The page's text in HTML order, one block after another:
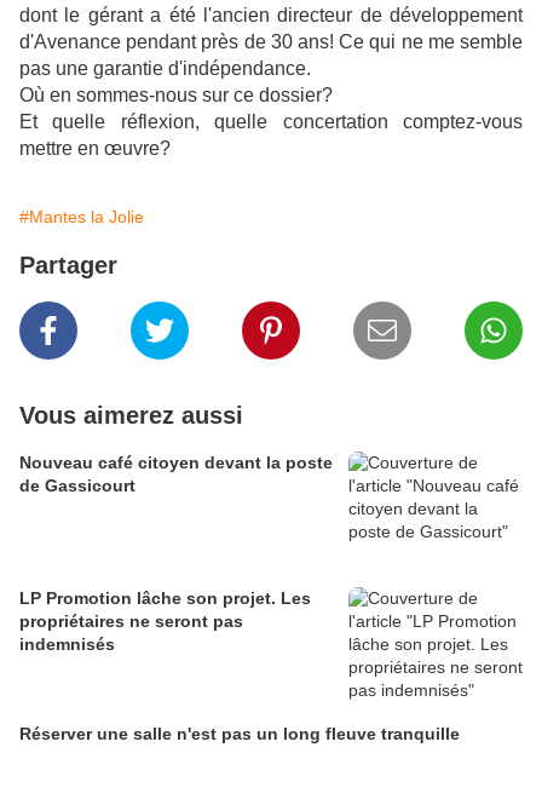
dont le gérant a été l'ancien directeur de développement
d'Avenance pendant près de 30 ans! Ce qui ne me semble
pas une garantie d'indépendance.
Où en sommes-nous sur ce dossier?
Et quelle réflexion, quelle concertation comptez-vous
mettre en œuvre?
#Mantes la Jolie
Partager
Vous aimerez aussi
Nouveau café citoyen devant la poste
de Gassicourt
LP Promotion lâche son projet. Les
propriétaires ne seront pas
indemnisés
Réserver une salle n'est pas un long fleuve tranquille